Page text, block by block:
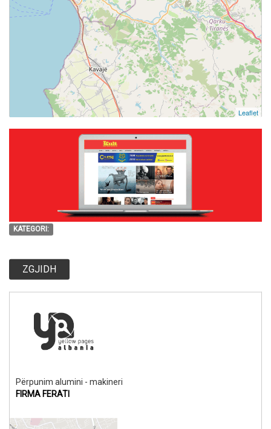
KATEGORI:
ZGJIDH
Përpunim alumini - makineri
FIRMA FERATI
Leaflet